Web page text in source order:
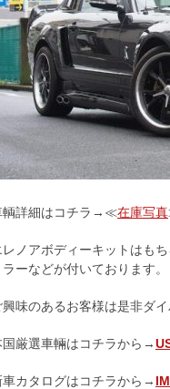
輌詳細はコチラ→≪在庫写真
レノアボディーキットはも
ラーなどが付いております。
興味のあるお客様は是非ダ
国厳選車輛はコチラから→
車カタログはコチラから→